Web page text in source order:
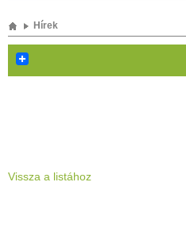
Hírek
Vissza a listához